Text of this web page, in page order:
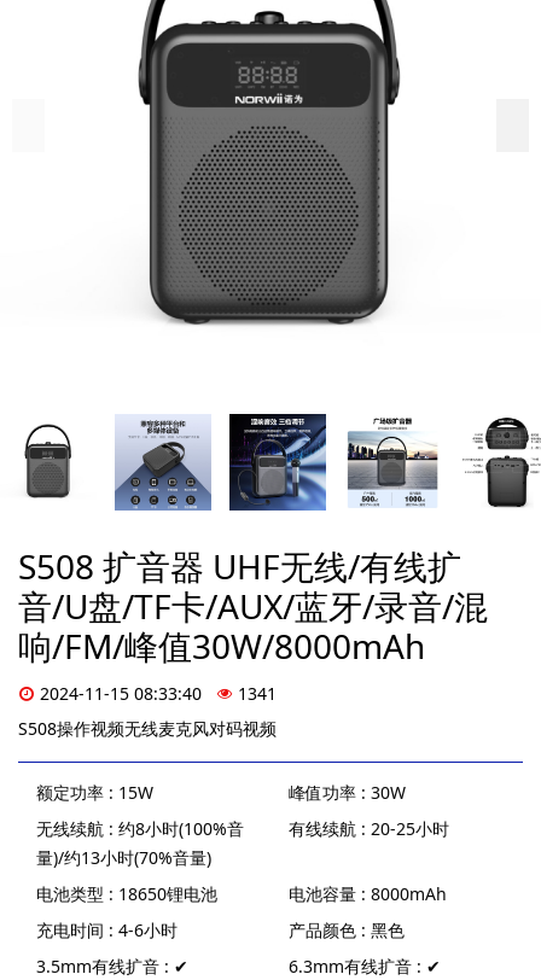
S508 扩音器 UHF无线/有线扩
音/U盘/TF卡/AUX/蓝牙/录音/混
响/FM/峰值30W/8000mAh
2024-11-15 08:33:40
1341
S508操作视频无线麦克风对码视频
额定功率 : 15W
峰值功率 : 30W
无线续航 : 约8小时(100%音
量)/约13小时(70%音量)
有线续航 : 20-25小时
电池类型 : 18650锂电池
电池容量 : 8000mAh
充电时间 : 4-6小时
产品颜色 : 黑色
3.5mm有线扩音 : ✔
6.3mm有线扩音 : ✔